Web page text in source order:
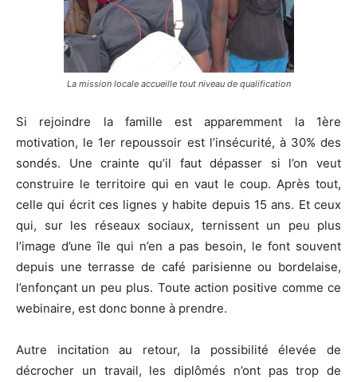
La mission locale accueille tout niveau de qualification
Si rejoindre la famille est apparemment la 1ère
motivation, le 1er repoussoir est l’insécurité, à 30% des
sondés. Une crainte qu’il faut dépasser si l’on veut
construire le territoire qui en vaut le coup. Après tout,
celle qui écrit ces lignes y habite depuis 15 ans. Et ceux
qui, sur les réseaux sociaux, ternissent un peu plus
l’image d’une île qui n’en a pas besoin, le font souvent
depuis une terrasse de café parisienne ou bordelaise,
l’enfonçant un peu plus. Toute action positive comme ce
webinaire, est donc bonne à prendre.
Autre incitation au retour, la possibilité élevée de
décrocher un travail, les diplômés n’ont pas trop de